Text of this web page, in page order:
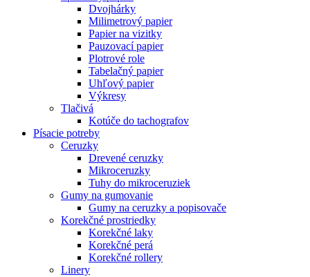
Dvojhárky
Milimetrový papier
Papier na vizitky
Pauzovací papier
Plotrové role
Tabelačný papier
Uhľový papier
Výkresy
Tlačivá
Kotúče do tachografov
Písacie potreby
Ceruzky
Drevené ceruzky
Mikroceruzky
Tuhy do mikroceruziek
Gumy na gumovanie
Gumy na ceruzky a popisovače
Korekčné prostriedky
Korekčné laky
Korekčné perá
Korekčné rollery
Linery